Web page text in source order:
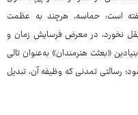
است: حماسه، هرچند به عظمت
نخورد، در معرض فرسایش زمان و
«بعثت هنرمندان» به‌عنوان تالی
رسالتی تمدنی که وظیفه آن، تبدیل